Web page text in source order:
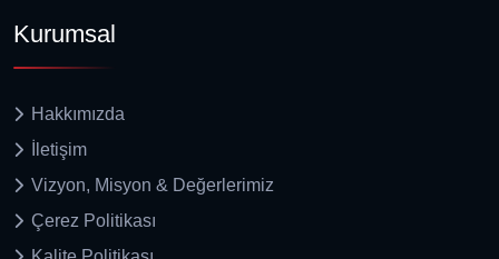
Kurumsal
Hakkımızda
İletişim
Vizyon, Misyon & Değerlerimiz
Çerez Politikası